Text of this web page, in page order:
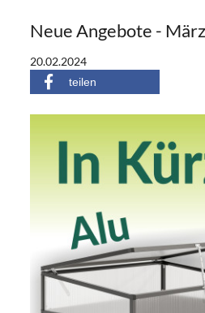
Neue Angebote -
20.02.2024
teilen